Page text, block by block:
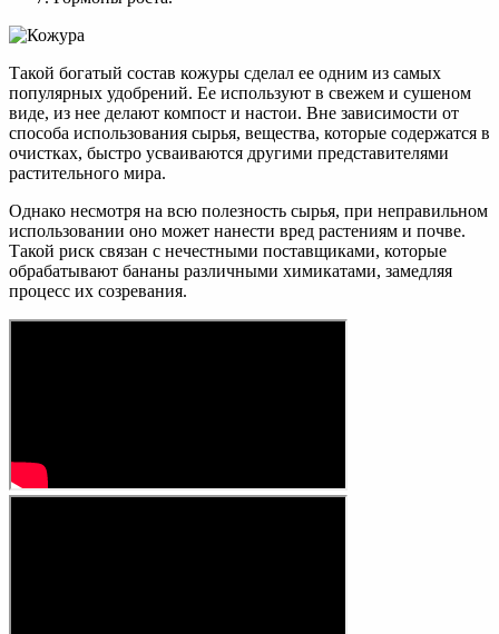
Такой богатый состав кожуры сделал ее одним из самых
популярных удобрений. Ее используют в свежем и сушеном
виде, из нее делают компост и настои. Вне зависимости от
способа использования сырья, вещества, которые содержатся в
очистках, быстро усваиваются другими представителями
растительного мира.
Однако несмотря на всю полезность сырья, при неправильном
использовании оно может нанести вред растениям и почве.
Такой риск связан с нечестными поставщиками, которые
обрабатывают бананы различными химикатами, замедляя
процесс их созревания.